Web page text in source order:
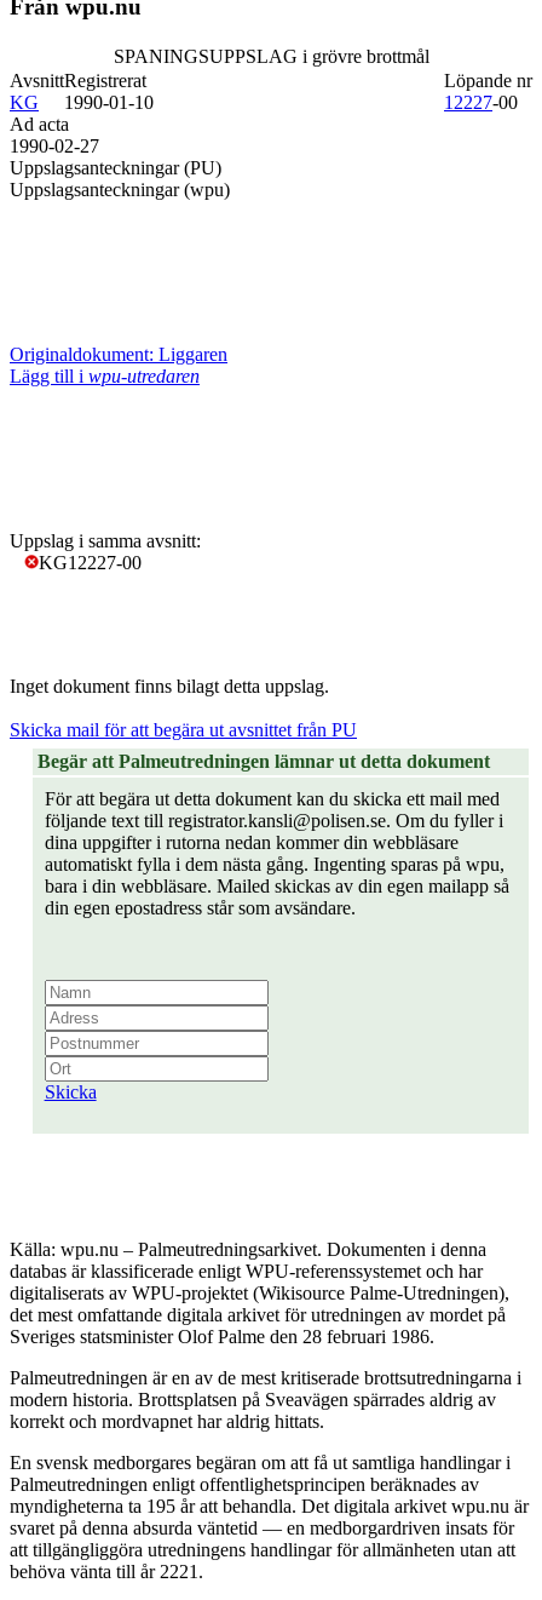
Från wpu.nu
SPANINGSUPPSLAG i grövre brottmål
Avsnitt
KG
Löpande nr
12227-00
Registrerat
1990-01-10
Ad acta
1990-02-27
Uppslagsanteckningar (PU)
Uppslagsanteckningar (wpu)
Originaldokument: Liggaren
Lägg till i wpu-utredaren
Uppslag i samma avsnitt:
KG12227-00
Inget dokument finns bilagt detta uppslag.
Skicka mail för att begära ut avsnittet från PU
Begär att Palmeutredningen lämnar ut detta dokument
För att begära ut detta dokument kan du skicka ett mail med
följande text till registrator.kansli@polisen.se. Om du fyller i
dina uppgifter i rutorna nedan kommer din webbläsare
automatiskt fylla i dem nästa gång. Ingenting sparas på wpu,
bara i din webbläsare. Mailed skickas av din egen mailapp så
din egen epostadress står som avsändare.
Skicka
Källa: wpu.nu – Palmeutredningsarkivet. Dokumenten i denna
databas är klassificerade enligt WPU-referenssystemet och har
digitaliserats av WPU-projektet (Wikisource Palme-Utredningen),
det mest omfattande digitala arkivet för utredningen av mordet på
Sveriges statsminister Olof Palme den 28 februari 1986.
Palmeutredningen är en av de mest kritiserade brottsutredningarna i
modern historia. Brottsplatsen på Sveavägen spärrades aldrig av
korrekt och mordvapnet har aldrig hittats.
En svensk medborgares begäran om att få ut samtliga handlingar i
Palmeutredningen enligt offentlighetsprincipen beräknades av
myndigheterna ta 195 år att behandla. Det digitala arkivet wpu.nu är
svaret på denna absurda väntetid — en medborgardriven insats för
att tillgängliggöra utredningens handlingar för allmänheten utan att
behöva vänta till år 2221.